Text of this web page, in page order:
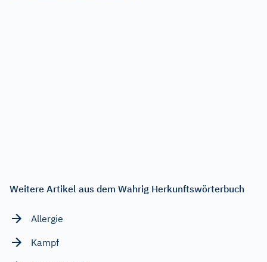
Weitere Artikel aus dem Wahrig Herkunftswörterbuch
Allergie
Kampf